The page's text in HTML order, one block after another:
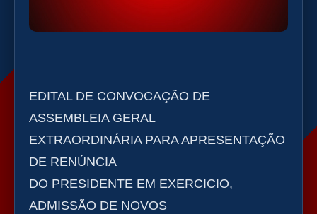
EDITAL DE CONVOCAÇÃO DE
ASSEMBLEIA GERAL
EXTRAORDINÁRIA PARA APRESENTAÇÃO
DE RENÚNCIA
DO PRESIDENTE EM EXERCICIO,
ADMISSÃO DE NOVOS